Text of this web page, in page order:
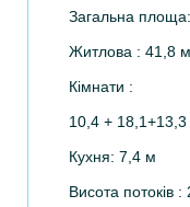
Загальна
Житлова : 41,8 м
Кімнати :
10,4 +
Кухня: 7,4 м
Висота потоків